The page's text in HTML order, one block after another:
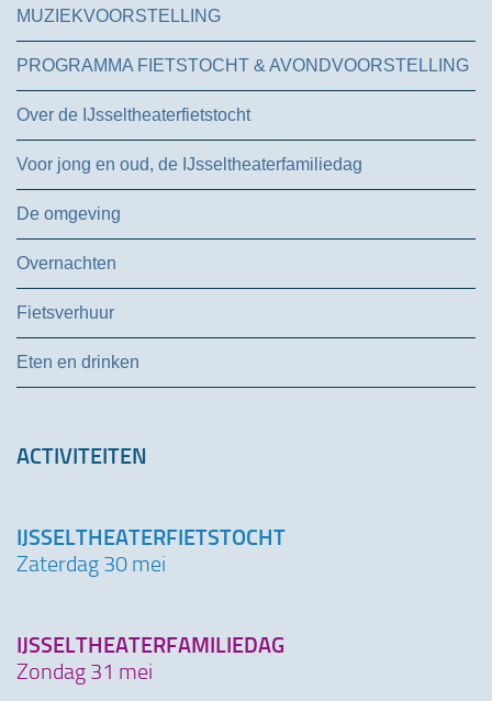
MUZIEKVOORSTELLING
PROGRAMMA FIETSTOCHT & AVONDVOORSTELLING
Over de IJsseltheaterfietstocht
Voor jong en oud, de IJsseltheaterfamiliedag
De omgeving
Overnachten
Fietsverhuur
Eten en drinken
ACTIVITEITEN
IJSSELTHEATERFIETSTOCHT
Zaterdag 30 mei
IJSSELTHEATERFAMILIEDAG
Zondag 31 mei